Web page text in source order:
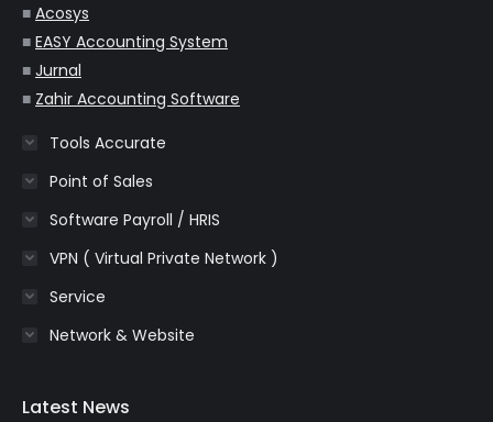
■ Acosys
■ EASY Accounting System
■ Jurnal
■ Zahir Accounting Software
Tools Accurate
Point of Sales
Software Payroll / HRIS
VPN ( Virtual Private Network )
Service
Network & Website
Latest News